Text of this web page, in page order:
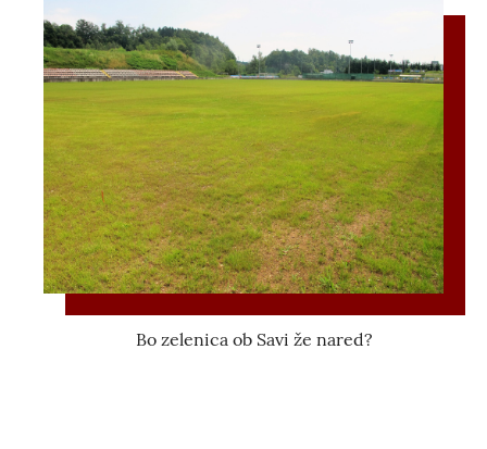
Bo zelenica ob Savi že nared?